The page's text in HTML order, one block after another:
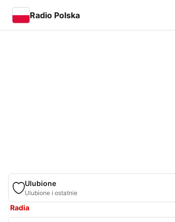
Radio Polska
Ulubione
Ulubione i ostatnie
Radia